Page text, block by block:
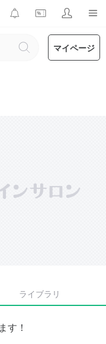
マイページ
ライブラリ
す！